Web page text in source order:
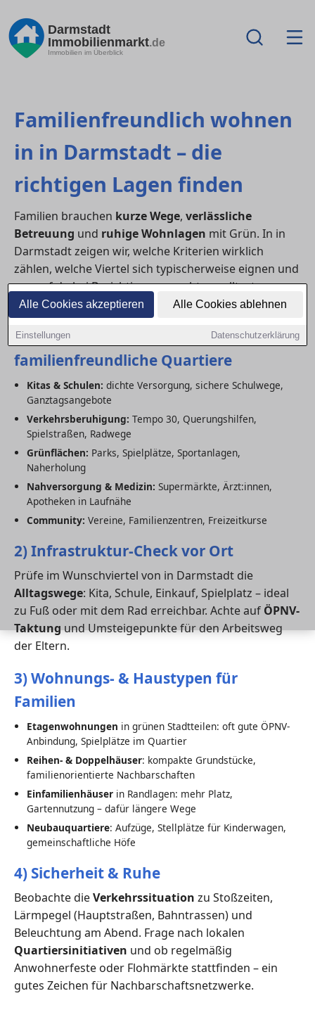
Alle Cookies akzeptieren Alle Cookies ablehnen
Einstellungen Datenschutzerklärung
Darmstadt
Immobilienmarkt.de
Immobilien im Überblick
Familienfreundlich wohnen
in in Darmstadt – die
richtigen Lagen finden
Familien brauchen kurze Wege, verlässliche
Betreuung und ruhige Wohnlagen mit Grün. In in
Darmstadt zeigen wir, welche Kriterien wirklich
zählen, welche Viertel sich typischerweise eignen und
worauf du bei Besichtigungen achten solltest – von
Kita-Plätzen bis Spielstraßen.
1) Wichtige Kriterien für
familienfreundliche Quartiere
Kitas & Schulen: dichte Versorgung, sichere Schulwege,
Ganztagsangebote
Verkehrsberuhigung: Tempo 30, Querungshilfen,
Spielstraßen, Radwege
Grünflächen: Parks, Spielplätze, Sportanlagen,
Naherholung
Nahversorgung & Medizin: Supermärkte, Ärzt:innen,
Apotheken in Laufnähe
Community: Vereine, Familienzentren, Freizeitkurse
2) Infrastruktur-Check vor Ort
Prüfe im Wunschviertel von in Darmstadt die
Alltagswege: Kita, Schule, Einkauf, Spielplatz – ideal
zu Fuß oder mit dem Rad erreichbar. Achte auf ÖPNV-
Taktungund Umsteigepunkte für den Arbeitsweg
der Eltern.
3) Wohnungs- & Haustypen für
Familien
Etagenwohnungen in grünen Stadtteilen: oft gute ÖPNV-
Anbindung, Spielplätze im Quartier
Reihen- & Doppelhäuser: kompakte Grundstücke,
familienorientierte Nachbarschaften
Einfamilienhäuserin Randlagen: mehr Platz,
Gartennutzung – dafür längere Wege
Neubauquartiere: Aufzüge, Stellplätze für Kinderwagen,
gemeinschaftliche Höfe
4) Sicherheit & Ruhe
Beobachte dieVerkehrssituation zu Stoßzeiten,
Lärmpegel (Hauptstraßen, Bahntrassen) und
Beleuchtung am Abend. Frage nach lokalen
Quartiersinitiativen und ob regelmäßig
Anwohnerfeste oder Flohmärkte stattfinden – ein
gutes Zeichen für Nachbarschaftsnetzwerke.